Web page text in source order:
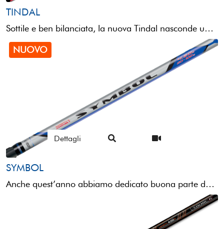
TINDAL
Sottile e ben bilanciata, la nuova Tindal nasconde un anima aggressiva in grado di sopportare terminali e ...
Dettagli
NUOVO
SYMBOL
Anche quest’anno abbiamo dedicato buona parte del nostro tempo alle tele match, poiché riteniamo che queste canne ...